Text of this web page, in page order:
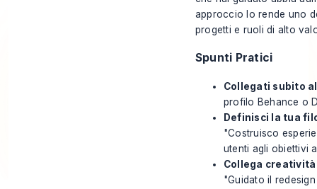
approccio lo rende uno
progetti e ruoli di alto
Spunti Pratici
Collegati subito
profilo Behance o
Definisci la tua
"Costruisco
utenti agli obiettivi
Collega
"Guidato il